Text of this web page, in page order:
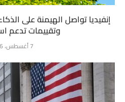
إنفيديا تواصل الهيمنة على
وتقييمات تدعم
7 أغسطس، 2026